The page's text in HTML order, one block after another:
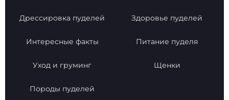
Дрессировка пуделей Здоровье пуделей
Интересные факты Питание пуделя
Уход и груминг Щенки
Породы пуделей